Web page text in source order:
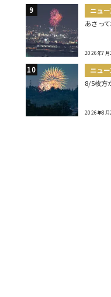
ニュー
あさっ
2026年7月
ニュー
8/5枚方
2026年8月